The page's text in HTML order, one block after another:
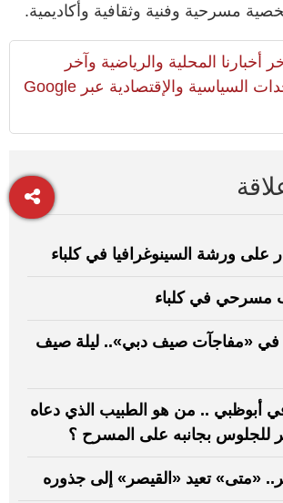
أخبارنا المحلية والرياضية وآخر
المستجدات السياسية والإقتصادية عبر Google
على ورشة السينوغرافيا في كلباء
مسرحي في كلباء
«مفاجآت صيف دبي».. ليلة صيف
أبوظبي .. من هو الطبيب الذي دعاه
للجلوس بجانبه على المسرح ؟
«متى» تعيد «القيصر» إلى جذوره